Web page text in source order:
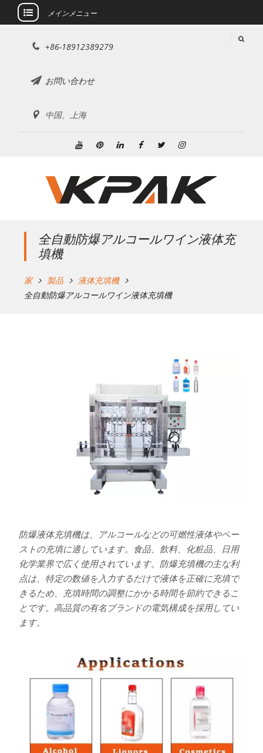
メインメニュー
+86-18912389279
お問い合わせ
中国、上海
チ
ュ
ブ
タ
レ
ト
ク
イ
ス
ッ
タ
ス
タ
ラ
ム
全自動防爆アルコールワイン液体充
填機
家 製品
液体充填機
全自動防爆アルコールワイン液体充填機
防爆液体充填機は、アルコールなどの可燃性液体やペー
ストの充填に適しています。食品、飲料、化粧品、日用
化学業界で広く使用されています。防爆充填機の主な利
点は、特定の数値を入力するだけで液体を正確に充填で
きるため、充填時間の調整にかかる時間を節約できるこ
とです。高品質の有名ブランドの電気構成を採用してい
ます。